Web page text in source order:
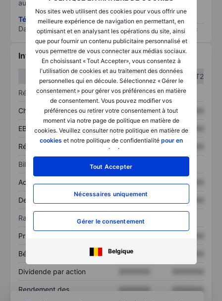
Nos sites web utilisent des cookies pour vous offrir une
meilleure expérience de navigation en permettant, en
optimisant et en analysant les opérations du site, ainsi
que pour fournir un contenu publicitaire personnalisé et
vous permettre de vous connecter aux médias sociaux.
En choisissant « Tout Accepter», vous consentez à
l'utilisation de cookies et au traitement des données
personnelles qui en découle. Sélectionnez « Gérer le
consentement » pour gérer vos préférences en matière
de consentement. Vous pouvez modifier vos
préférences ou retirer votre consentement à tout
moment via notre page de politique en matière de
cookies. Veuillez consulter notre politique en matière de
cookies et notre politique de confidentialité pour en
savoir plus
Tout Accepter
Nécessaires uniquement
Gérer le consentement
Belgique
au risque le plus élevé).
Télécharger la méthodologie ESG (en anglais)
Data provided by
/
Informations financières
T2
Résultats
Chiffre d’affaires XXXXXXX XXXXXXX
EBITDA XXXXXXX XXXXXXX
Résultat net XXXXXXX
Bilan
Actif total XXXXXXX XXXXXXX
Dette totale XXXXXXX XXXXXXX
Ratios
Prix / ventes
Bénéfice par action XXXXXXX
Dividende par action
Rendement des
XXXXXXX
XXXXXXX